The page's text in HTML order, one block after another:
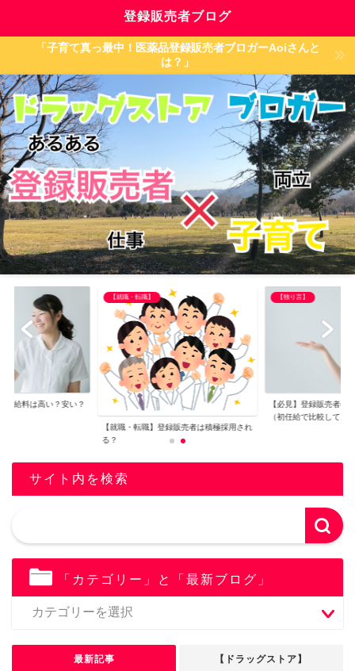
登録販売者ブログ
「子育て真っ最中！医薬品登録販売者ブロガーAoiさんと
は？」
の給料は高い？安い？
【就職・転職】
【就職・転職】登録販売者は積極採用され
る？
【独り言】
【必見】登録販売者の
（初任給で比較して...
サイト内を検索
「カテゴリー」と「最新ブログ」
最新記事 【ドラッグストア】